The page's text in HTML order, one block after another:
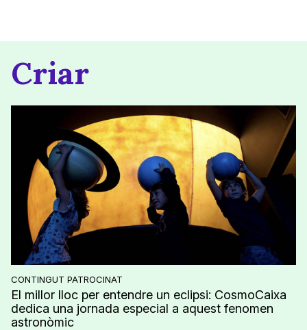
Criar
CONTINGUT PATROCINAT
El millor lloc per entendre un eclipsi: CosmoCaixa
dedica una jornada especial a aquest fenomen
astronòmic